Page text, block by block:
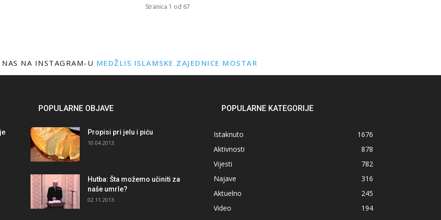
Stranica 1 od 67
NA INSTAGRAM-U MEDŽLIS ISLAMSKE ZAJEDNICE MOSTAR
POPULARNE OBJAVE
Propisi pri jelu i piću
10.04.2013.
Hutba: Šta možemo učiniti za
naše umrle?
02.11.2013.
POPULARNE KATEGORIJE
Istaknuto
1676
Aktivnosti
878
Vijesti
782
Najave
316
Aktuelno
245
Video
194